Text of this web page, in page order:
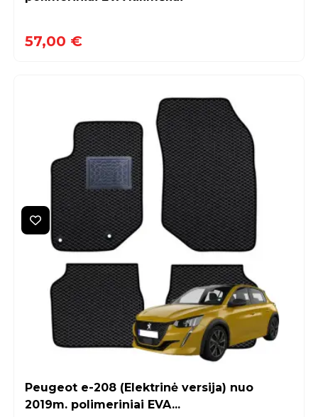
57,00 €
Peugeot e-208 (Elektrinė versija) nuo
2019m. polimeriniai EVA...